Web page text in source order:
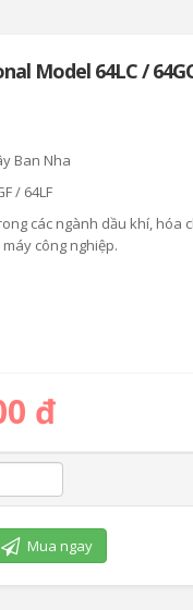
Model 64LC /
Ban Nha
/ 64LF
các ngành dầu khí, hóa
công nghiệp.
đ
Mua ngay